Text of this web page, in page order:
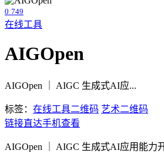
0 749
在线工具
AIGOpen
AIGOpen ｜ AIGC 生成式AI应...
标签： 在线工具二维码 艺术二维码
链接直达手机查看
AIGOpen ｜ AIGC 生成式AI应用能力